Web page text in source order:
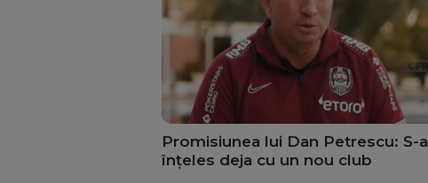
Promisiunea lui Dan Petrescu: S-a
înțeles deja cu un nou club